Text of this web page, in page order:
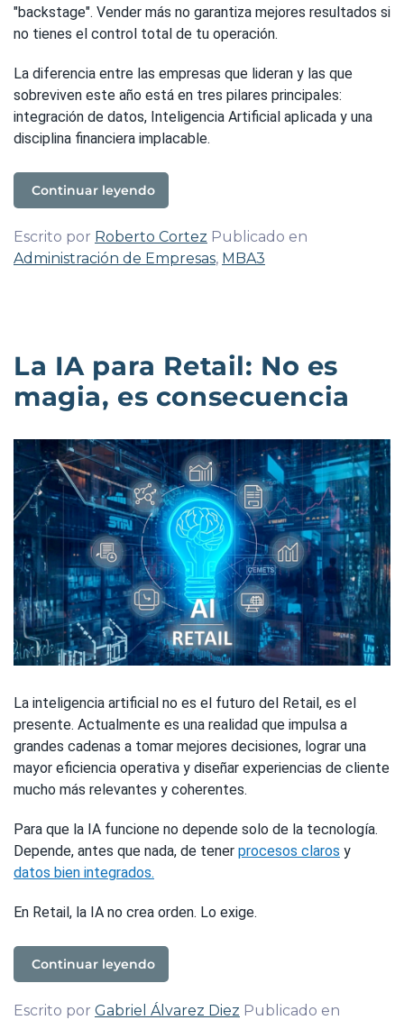
"backstage". Vender más no garantiza mejores resultados si
no tienes el control total de tu operación.
La diferencia entre las empresas que lideran y las que
sobreviven este año está en tres pilares principales:
integración de datos, Inteligencia Artificial aplicada y una
disciplina financiera implacable.
Continuar leyendo
Escrito por Roberto Cortez Publicado en
Administración de Empresas, MBA3
La IA para Retail: No es
magia, es consecuencia
La inteligencia artificial no es el futuro del Retail, es el
presente. Actualmente es una realidad que impulsa a
grandes cadenas a tomar mejores decisiones, lograr una
mayor eficiencia operativa y diseñar experiencias de cliente
mucho más relevantes y coherentes.
Para que la IA funcione no depende solo de la tecnología.
Depende, antes que nada, de tener procesos claros y
datos bien integrados.
En Retail, la IA no crea orden. Lo exige.
Continuar leyendo
Escrito por Gabriel Álvarez Diez Publicado en